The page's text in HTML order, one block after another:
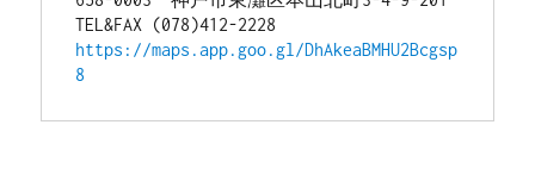
TEL&FAX (078)412-2228
https://maps.app.goo.gl/DhAkeaBMHU2Bcgsp
8